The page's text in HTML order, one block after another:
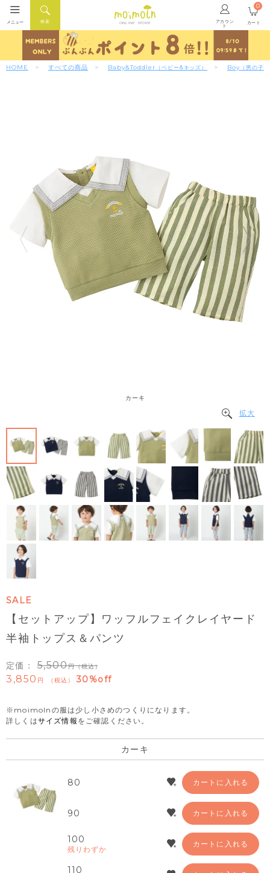
ONLINE STORE アカウン
ト
検索
メニュー カート
0
HOME すべての商品 Baby&Toddler （ベビー&キッズ） Boy （男の子）
カーキ
拡大
SALE
【セットアップ】ワッフルフェイクレイヤード
半袖トップス＆パンツ
定価： 5,500 （税込）
3,850 税込 30%off
※moimolnの服は少し小さめのつくりになります。
詳しくはサイズ情報 をご確認ください。
カーキ
80 カートに入れる
90 カートに入れる
100
残りわずか
カートに入れる
110